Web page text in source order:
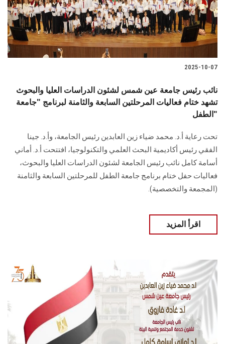
2025-10-07
نائب رئيس جامعة عين شمس لشئون الدراسات العليا والبحوث
تشهد ختام فعاليات المرحلتين السابعة والثامنة لبرنامج "جامعة
الطفل"
تحت رعاية أ.د. محمد ضياء زين العابدين رئيس الجامعة، وأ.د. جينا
الفقي رئيس أكاديمية البحث العلمي والتكنولوجيا، افتتحت أ.د. أماني
أسامة كامل نائب رئيس الجامعة لشئون الدراسات العليا والبحوث،
فعاليات حفل ختام برنامج جامعة الطفل للمرحلتين السابعة والثامنة
(المجمعة والتخصصية).
اقرأ المزيد